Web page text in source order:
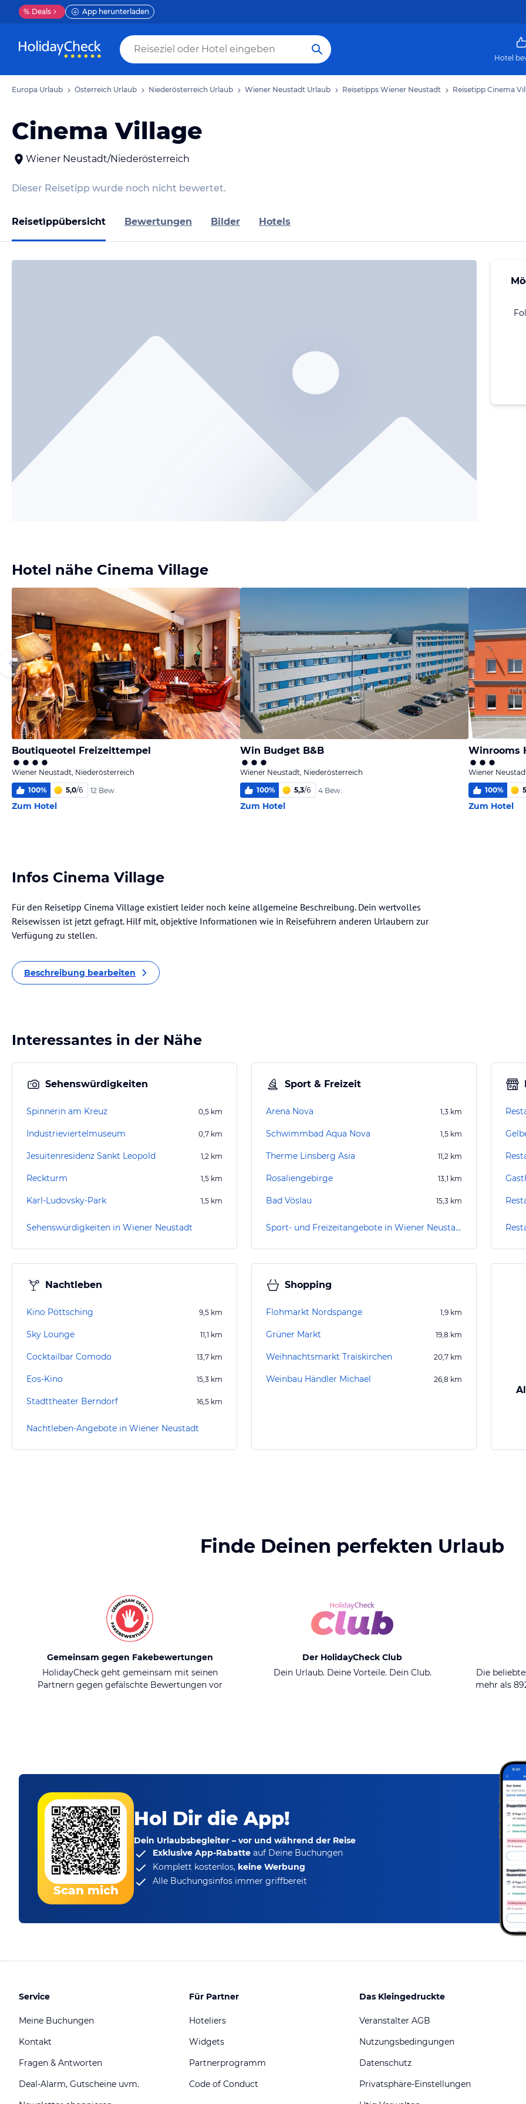
% Deals App herunterladen
Hotel
Europa Urlaub Österreich Urlaub Niederösterreich Urlaub Wiener Neustadt Urlaub Reisetipps Wiener Neustadt Reisetipp Cinema
Cinema Village
Wiener Neustadt/Niederösterreich
Dieser Reisetipp wurde noch nicht bewertet.
Reisetippübersicht Bewertungen Bilder Hotels
Hotel nähe Cinema Village
Boutiqueotel Freizeittempel
Wiener Neustadt, Niederösterreich
100% 5,0/6 12 Bew.
Zum Hotel
Win Budget B&B
Wiener Neustadt, Niederösterreich
100% 5,3/6 4 Bew.
Zum Hotel
Winrooms
Wiener
100%
Zum Hotel
Infos Cinema Village
Für den Reisetipp Cinema Village existiert leider noch keine allgemeine Beschreibung. Dein wertvolles
Reisewissen ist jetzt gefragt. Hilf mit, objektive Informationen wie in Reiseführern anderen Urlaubern zur
Verfügung zu stellen.
Beschreibung bearbeiten
Interessantes in der Nähe
Sehenswürdigkeiten
Spinnerin am Kreuz 0,5 km
Industrieviertelmuseum 0,7 km
Jesuitenresidenz Sankt Leopold 1,2 km
Reckturm 1,5 km
Karl-Ludovsky-Park 1,5 km
Sehenswürdigkeiten in Wiener Neustadt
Sport & Freizeit
Arena Nova 1,3 km
Schwimmbad Aqua Nova 1,5 km
Therme Linsberg Asia 11,2 km
Rosaliengebirge 13,1 km
Bad Vöslau 15,3 km
Sport- und Freizeitangebote in Wiener Neustadt
Nachtleben
Kino Pöttsching 9,5 km
Sky Lounge 11,1 km
Cocktailbar Comodo 13,7 km
Eos-Kino 15,3 km
Stadttheater Berndorf 16,5 km
Nachtleben-Angebote in Wiener Neustadt
Shopping
Flohmarkt Nordspange 1,9 km
Grüner Markt 19,8 km
Weihnachtsmarkt Traiskirchen 20,7 km
Weinbau Händler Michael 26,8 km
Finde Deinen perfekten Urlaub
Gemeinsam gegen Fakebewertungen
HolidayCheck geht gemeinsam mit seinen
Partnern gegen gefälschte Bewertungen vor
Der HolidayCheck Club
Dein Urlaub. Deine Vorteile. Dein Club.
Die
mehr als
Scan mich
Hol Dir die App!
Dein Urlaubsbegleiter – vor und während der Reise
Exklusive App-Rabatte auf Deine Buchungen
Komplett kostenlos, keine Werbung
Alle Buchungsinfos immer griffbereit
Service
Meine Buchungen
Kontakt
Fragen & Antworten
Deal-Alarm, Gutscheine uvm.
Für Partner
Hoteliers
Widgets
Partnerprogramm
Code of Conduct
Das Kleingedruckte
Veranstalter AGB
Nutzungsbedingungen
Datenschutz
Privatsphäre-Einstellungen